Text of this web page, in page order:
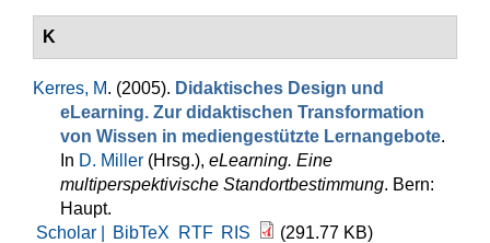
K
Kerres, M. (2005). Didaktisches Design und
eLearning. Zur didaktischen Transformation
von Wissen in mediengestützte Lernangebote.
In D. Miller (Hrsg.), eLearning. Eine
multiperspektivische Standortbestimmung. Bern:
Haupt.
Scholar |
BibTeX RTF RIS (291.77 KB)